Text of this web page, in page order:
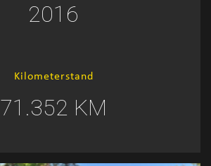
2016
Kilometerstand
71.352 KM